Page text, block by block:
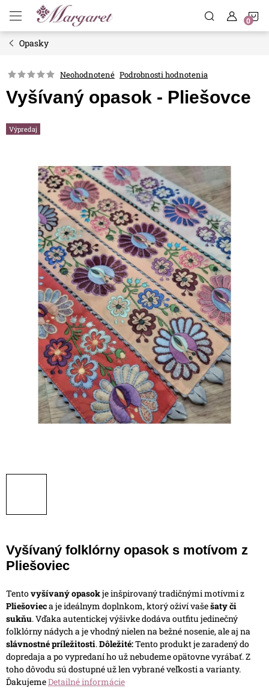
obsah
Opasky
Neohodnotené Podrobnosti hodnotenia
Vyšívaný opasok - Pliešovce
Výpredaj
Vyšívaný folklórny opasok s motívom z
Pliešoviec
Tentovyšívaný opasokje inšpirovaný tradičnými motívmi z
Pliešovieca je ideálnym doplnkom, ktorý oživí vašešaty či
sukňu. Vďaka autentickej výšivke dodáva outfitu jedinečný
folklórny nádych a je vhodný nielen na bežné nosenie, ale aj na
slávnostné príležitosti.Dôležité:Tento produkt je zaradený do
dopredaja a po vypredaní ho už nebudeme opätovne vyrábať. Z
toho dôvodu sú dostupné už len vybrané veľkosti a varianty.
ĎakujemeDetailné informácie